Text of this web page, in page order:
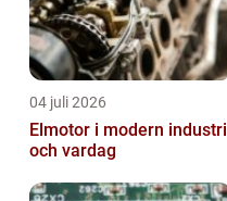
04 juli 2026
Elmotor i modern industri
och vardag